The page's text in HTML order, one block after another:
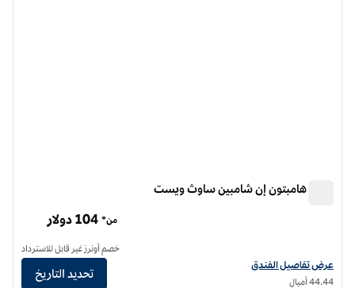
فندق هامبتون إن شامبين ساوث ويست
عرض تفاصيل الفندق لفندق هامبتون إن تشامبيجن ساوث ويست
عرض تفاصيل الفندق
44.44 أميال
من* 104 دولار
خصم أونرز غير قابل للاسترداد
تحديد التاريخ